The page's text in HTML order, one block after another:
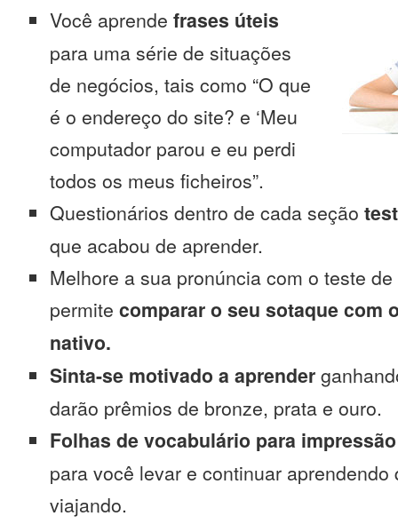
Você aprende frases úteis
para uma série de situações
de negócios, tais como “O que
é o endereço do site? e ‘Meu
computador parou e eu perdi
todos os meus ficheiros”.
Questionários dentro de cada seção
que acabou de aprender.
Melhore a sua pronúncia com o teste
permite comparar o seu sotaque com
nativo.
Sinta-se motivado a aprender
darão prêmios de bronze, prata e ouro.
Folhas de vocabulário para impressão
para você levar e continuar aprendendo
viajando.